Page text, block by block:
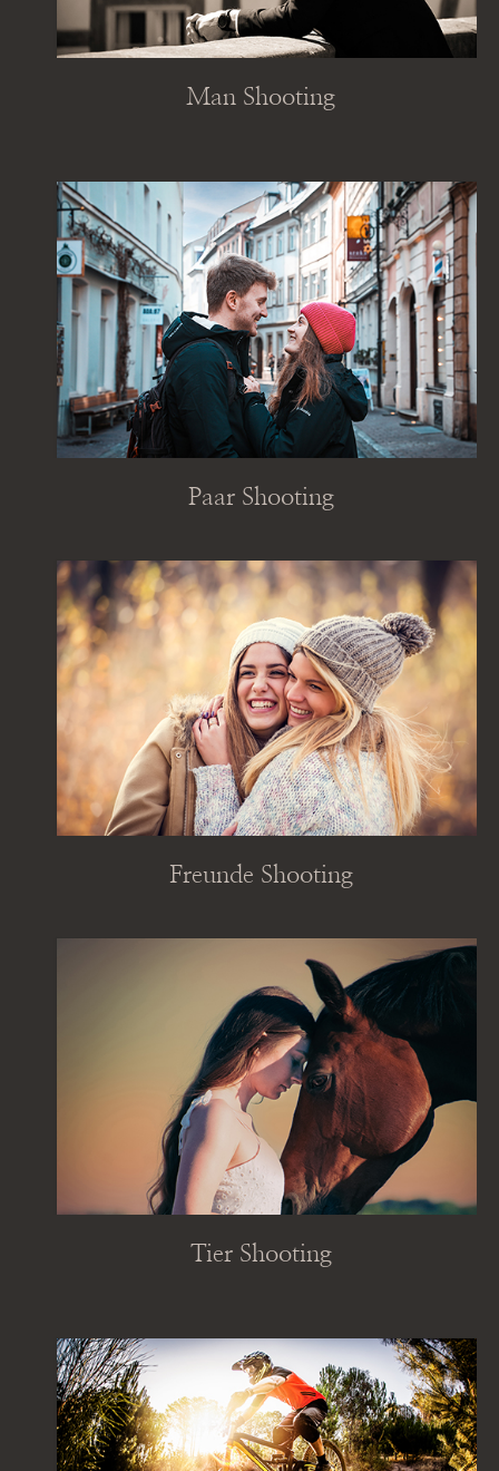
Man Shooting
Paar Shooting
Freunde Shooting
Tier Shooting